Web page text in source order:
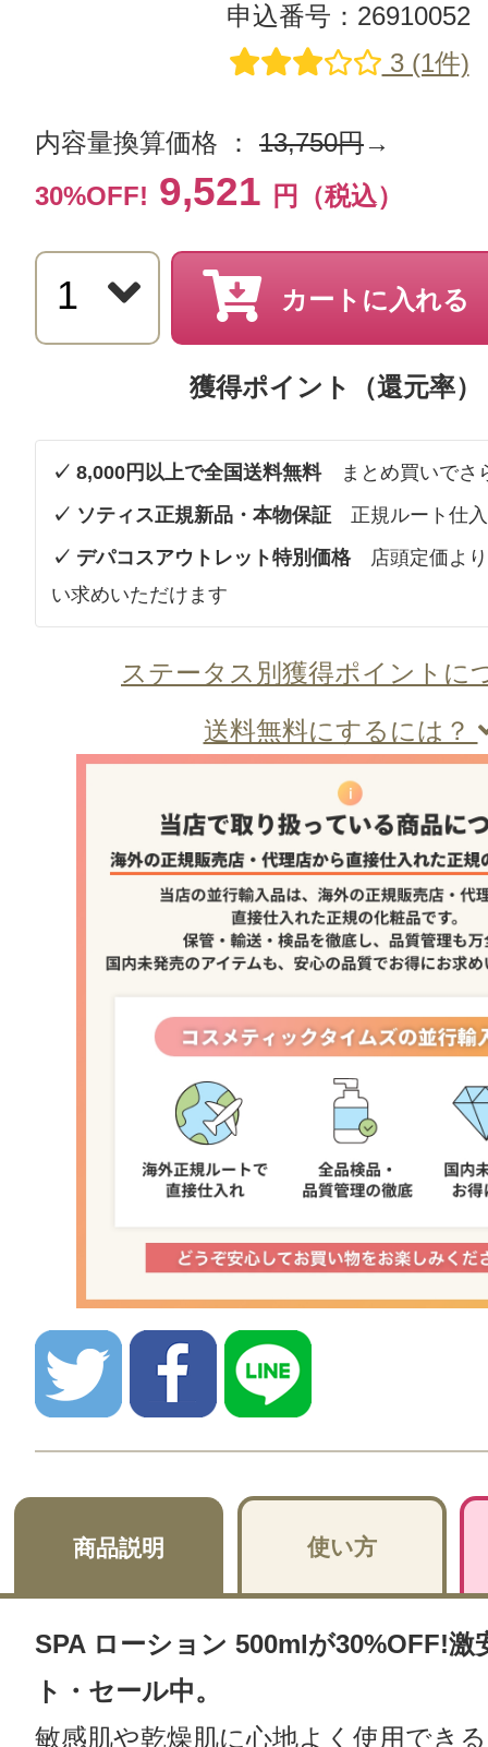
申込番号：26910052
3 (1件)
内容量換算価格 ： 13,750円→
30%OFF! 9,521 円（税込）
カートに入れる
獲得ポイント（還元率）
✓ 8,000円以上で全国送料無料まとめ買いでさ
✓ ソティス正規新品・本物保証 正規ルート仕
✓ デパコスアウトレット特別価格店頭定価より
い求めいただけます
ステータス別獲得ポイントに
送料無料にするには？
商品説明 使い方
SPA ローション 500mlが30%OFF!激
ト・セール中。
敏感肌や乾燥肌に心地よく使用でき